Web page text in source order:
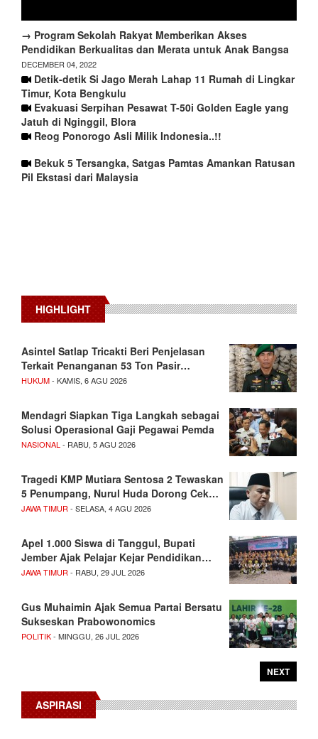
→ Program Sekolah Rakyat Memberikan Akses
Pendidikan Berkualitas dan Merata untuk Anak Bangsa
DECEMBER 04, 2022
Detik-detik Si Jago Merah Lahap 11 Rumah di Lingkar
Timur, Kota Bengkulu
Evakuasi Serpihan Pesawat T-50i Golden Eagle yang
Jatuh di Nginggil, Blora
Reog Ponorogo Asli Milik Indonesia..!!
Bekuk 5 Tersangka, Satgas Pamtas Amankan Ratusan
Pil Ekstasi dari Malaysia
HIGHLIGHT
Asintel Satlap Tricakti Beri Penjelasan
Terkait Penanganan 53 Ton Pasir…
HUKUM- KAMIS, 6 AGU 2026
Mendagri Siapkan Tiga Langkah sebagai
Solusi Operasional Gaji Pegawai Pemda
NASIONAL - RABU, 5 AGU 2026
Tragedi KMP Mutiara Sentosa 2 Tewaskan
5 Penumpang, Nurul Huda Dorong Cek…
JAWA TIMUR - SELASA, 4 AGU 2026
Apel 1.000 Siswa di Tanggul, Bupati
Jember Ajak Pelajar Kejar Pendidikan…
JAWA TIMUR - RABU, 29 JUL 2026
Gus Muhaimin Ajak Semua Partai Bersatu
Sukseskan Prabowonomics
POLITIK- MINGGU, 26 JUL 2026
NEXT
ASPIRASI